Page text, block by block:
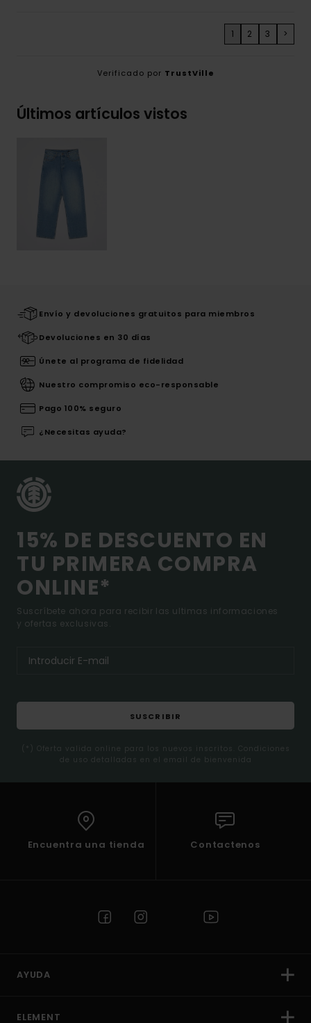
1 2 3 >
Verificado por TrustVille
Últimos artículos vistos
Envío y devoluciones gratuitos para miembros
Devoluciones en 30 días
Únete al programa de fidelidad
Nuestro compromiso eco-responsable
Pago 100% seguro
¿Necesitas ayuda?
15% DE DESCUENTO EN
TU PRIMERA COMPRA
ONLINE*
Suscríbete ahora para recibir las ultimas informaciones
y ofertas exclusivas.
SUSCRIBIR
(*) Oferta valida online para los nuevos inscritos. Condiciones
de uso detalladas en el email de bienvenida
Encuentra una tienda Contactenos
AYUDA
ELEMENT